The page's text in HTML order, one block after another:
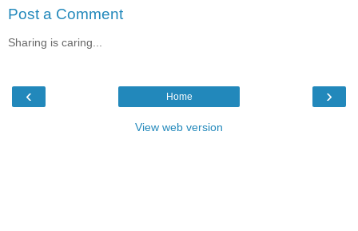
Post a Comment
Sharing is caring...
‹ ›
Home
View web version